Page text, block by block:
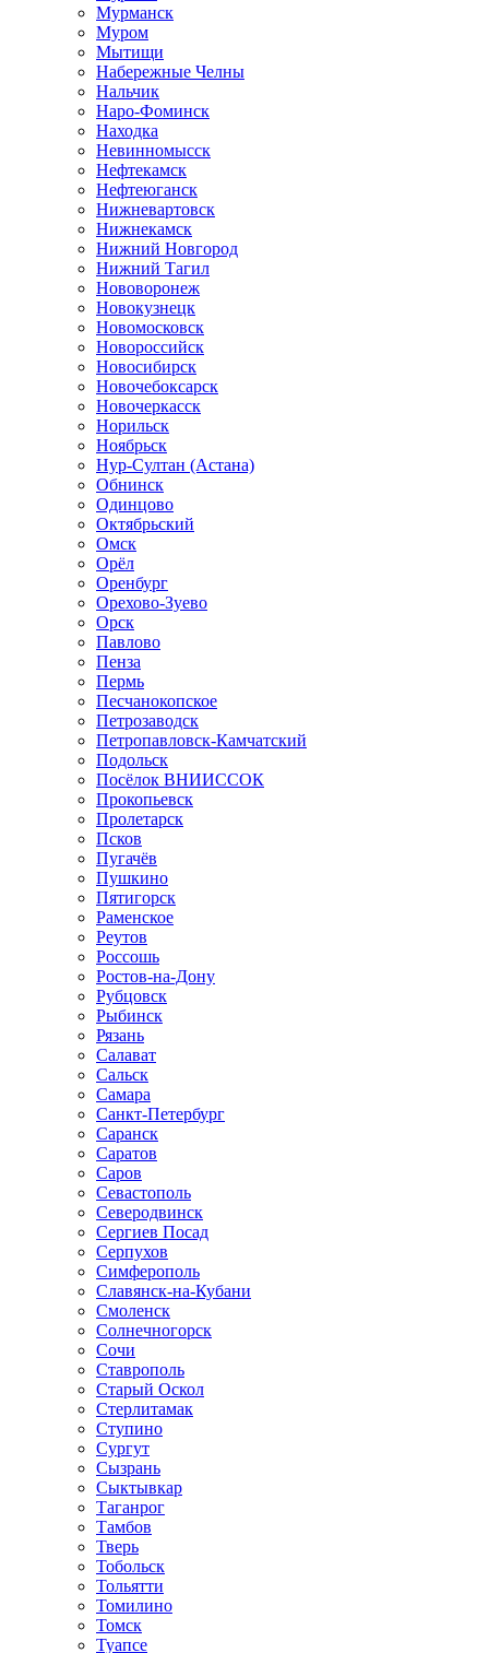
Мурманск
Муром
Мытищи
Набережные Челны
Нальчик
Наро-Фоминск
Находка
Невинномысск
Нефтекамск
Нефтеюганск
Нижневартовск
Нижнекамск
Нижний Новгород
Нижний Тагил
Нововоронеж
Новокузнецк
Новомосковск
Новороссийск
Новосибирск
Новочебоксарск
Новочеркасск
Норильск
Ноябрьск
Нур-Султан (Астана)
Обнинск
Одинцово
Октябрьский
Омск
Орёл
Оренбург
Орехово-Зуево
Орск
Павлово
Пенза
Пермь
Песчанокопское
Петрозаводск
Петропавловск-Камчатский
Подольск
Посёлок ВНИИССОК
Прокопьевск
Пролетарск
Псков
Пугачёв
Пушкино
Пятигорск
Раменское
Реутов
Россошь
Ростов-на-Дону
Рубцовск
Рыбинск
Рязань
Салават
Сальск
Самара
Санкт-Петербург
Саранск
Саратов
Саров
Севастополь
Северодвинск
Сергиев Посад
Серпухов
Симферополь
Славянск-на-Кубани
Смоленск
Солнечногорск
Сочи
Ставрополь
Старый Оскол
Стерлитамак
Ступино
Сургут
Сызрань
Сыктывкар
Таганрог
Тамбов
Тверь
Тобольск
Тольятти
Томилино
Томск
Туапсе